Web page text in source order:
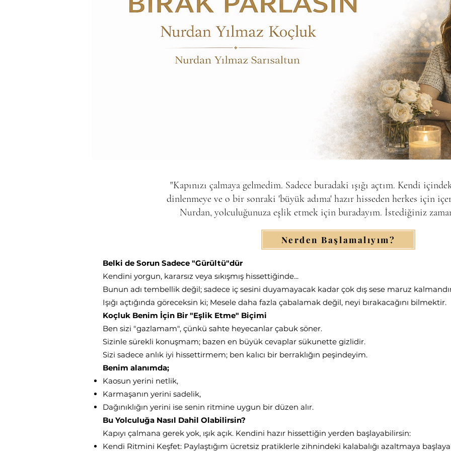
​"Kapınızı çalmaya gelmedim. Sadece buradaki ışığı açtım. Kendi
dinlenmeye ve o bir sonraki 'büyük adıma' hazır hisseden herkes için
Nurdan, yolculuğunuza eşlik etmek için buradayım. İstediğiniz
Nerden Başlamalıyım?
Belki de Sorun Sadece "Gürültü"dür
​Kendini yorgun, kararsız veya sıkışmış hissettiğinde...
Bunun adı tembellik değil; sadece iç sesini duyamayacak kadar çok dış sese maruz
​Işığı açtığında göreceksin ki; Mesele daha fazla çabalamak değil, neyi bırakacağını bilmektir.
Koçluk Benim İçin Bir "Eşlik Etme" Biçimi
​Ben sizi "gazlamam", çünkü sahte heyecanlar çabuk söner.
Sizinle sürekli konuşmam; bazen en büyük cevaplar sükunette gizlidir.
Sizi sadece anlık iyi hissettirmem; ben kalıcı bir berraklığın peşindeyim.
Benim alanımda;
​Kaosun yerini netlik,
​Karmaşanın yerini sadelik,
​Dağınıklığın yerini ise senin ritmine uygun bir düzen alır.
Bu Yolculuğa Nasıl Dahil Olabilirsin?
​Kapıyı çalmana gerek yok, ışık açık. Kendini hazır hissettiğin yerden başlayabilirsin:
​Kendi Ritmini Keşfet: Paylaştığım ücretsiz pratiklerle zihnindeki kalabalığı azaltmaya